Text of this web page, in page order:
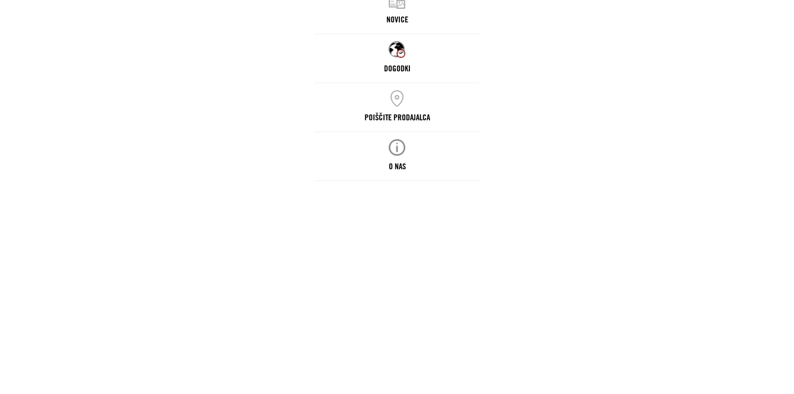
NOVICE
DOGODKI
POIŠČITE PRODAJALCA
O NAS